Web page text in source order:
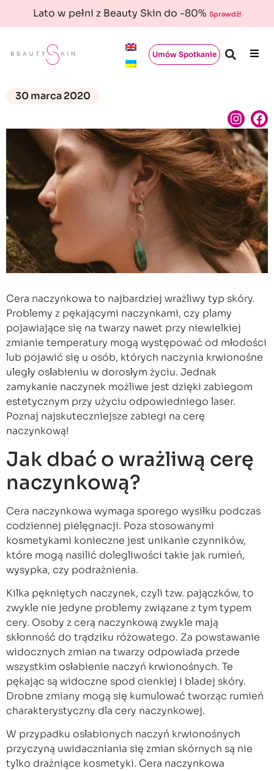
Lato w pełni z Beauty Skin do -80% Sprawdź!
Umów Spotkanie
30 marca 2020
Cera naczynkowa to najbardziej wrażliwy typ skóry.
Problemy z pękającymi naczynkami, czy plamy
pojawiające się na twarzy nawet przy niewielkiej
zmianie temperatury mogą występować od młodości
lub pojawić się u osób, których naczynia krwionośne
uległy osłabieniu w dorosłym życiu. Jednak
zamykanie naczynek możliwe jest dzięki zabiegom
estetycznym przy użyciu odpowiedniego laser.
Poznaj najskuteczniejsze zabiegi na cerę
naczynkową!
Jak dbać o wrażliwą cerę
naczynkową?
Cera naczynkowa wymaga sporego wysiłku podczas
codziennej pielęgnacji. Poza stosowanymi
kosmetykami konieczne jest unikanie czynników,
które mogą nasilić dolegliwości takie jak rumień,
wysypka, czy podrażnienia.
Kilka pękniętych naczynek, czyli tzw. pajączków, to
zwykle nie jedyne problemy związane z tym typem
cery. Osoby z cerą naczynkową zwykle mają
skłonność do trądziku różowatego. Za powstawanie
widocznych zmian na twarzy odpowiada przede
wszystkim osłabienie naczyń krwionośnych. Te
pękając są widoczne spod cienkiej i bladej skóry.
Drobne zmiany mogą się kumulować tworząc rumień
charakterystyczny dla cery naczynkowej.
W przypadku osłabionych naczyń krwionośnych
przyczyną uwidaczniania się zmian skórnych są nie
tylko drażniące kosmetyki. Cera naczynkowa